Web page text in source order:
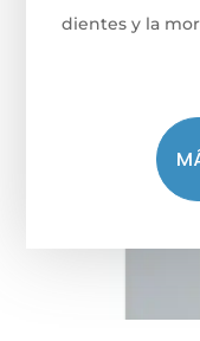
dientes y la